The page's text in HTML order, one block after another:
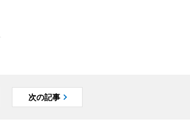
次の記事